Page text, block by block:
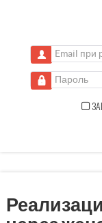
Email при
Пароль